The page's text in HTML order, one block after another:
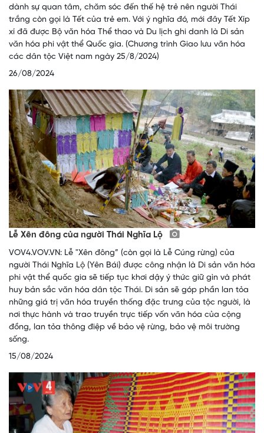
dành sự quan tâm, chăm sóc đến thế hệ trẻ nên người Thái
trắng còn gọi là Tết của trẻ em. Với ý nghĩa đó, mới đây Tết Xíp
xí đã được Bộ văn hóa Thể thao và Du lịch ghi danh là Di sản
văn hóa phi vật thể Quốc gia. (Chương trình Giao lưu văn hóa
các dân tộc Việt nam ngày 25/8/2024)
26/08/2024
Lễ Xên đông của người Thái Nghĩa Lộ
VOV4.VOV.VN: Lễ "Xên đông” (còn gọi là Lễ Cúng rừng) của
người Thái Nghĩa Lộ (Yên Bái) được công nhận là Di sản văn hóa
phi vật thể quốc gia sẽ tiếp tục khơi dậy ý thức giữ gìn và phát
huy bản sắc văn hóa dân tộc Thái. Di sản sẽ góp phần lan tỏa
những giá trị văn hóa truyền thống đặc trưng của tộc người, là
nơi thực hành và trao truyền trực tiếp vốn văn hóa của cộng
đồng, lan tỏa thông điệp về bảo vệ rừng, bảo vệ môi trường
sống.
15/08/2024